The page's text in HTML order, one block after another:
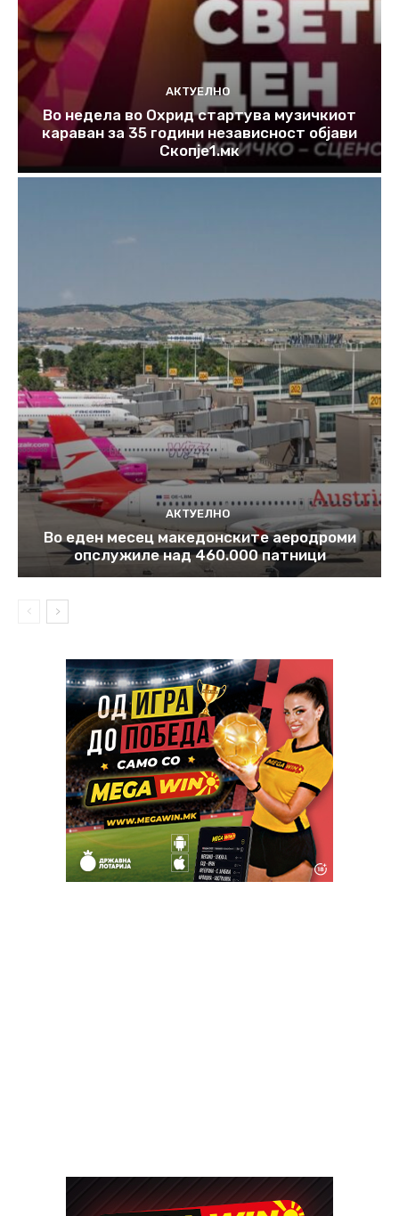
АКТУЕЛНО
Во недела во Охрид стартува музичкиот
караван за 35 години независност објави
Скопје1.мк
АКТУЕЛНО
Во еден месец македонските аеродроми
опслужиле над 460.000 патници